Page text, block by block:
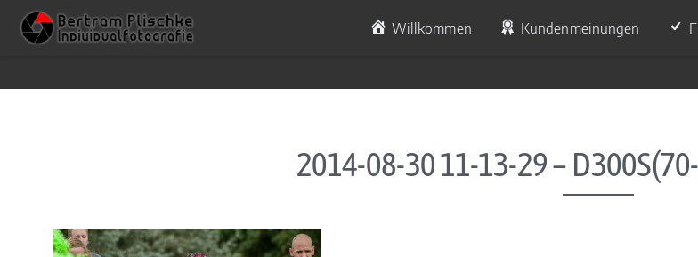
Skip to content Willkommen Kundenmeinungen
2014-08-30 11-13-29 –